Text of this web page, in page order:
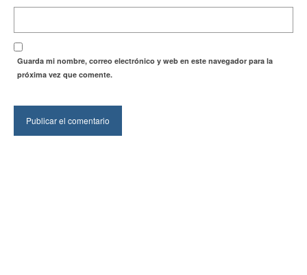
Guarda mi nombre, correo electrónico y web en este navegador para la
próxima vez que comente.